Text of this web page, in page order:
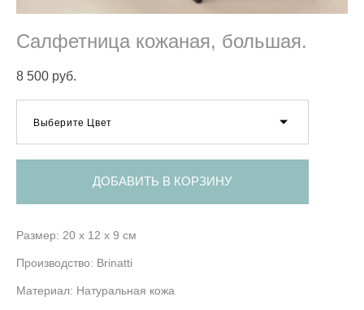
Салфетница кожаная, большая.
8 500 pуб.
Выберите Цвет
ДОБАВИТЬ В КОРЗИНУ
Размер: 20 x 12 x 9 см
Производство: Brinatti
Материал: Натуральная кожа